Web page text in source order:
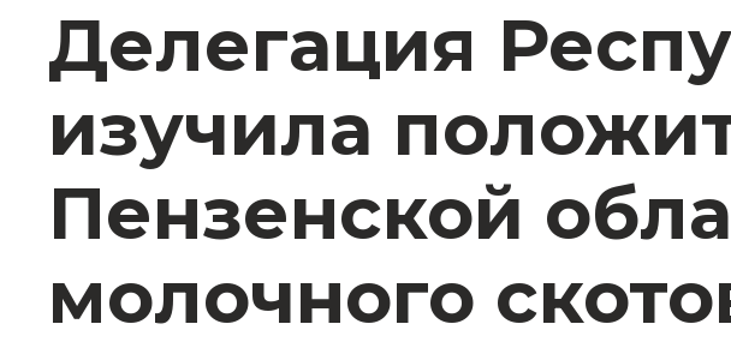
Делегация
изучила
Пензенской
молочного